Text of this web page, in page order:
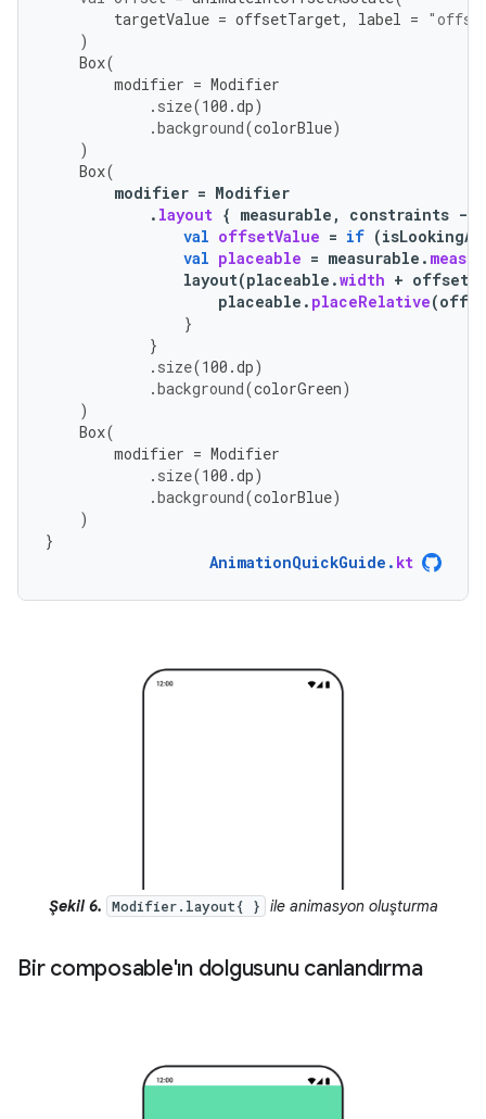
targetValue = offsetTarget, label =
)
Box(
modifier = Modifier
. size(100.dp)
.background(colorBlue)
)
Box(
modifier = Modifier
. layout { measurable , constraints -
val offsetValue = if (
val placeable = measurable .
layout(placeable .width +
placeable . placeRelative(
}
}
. size(100.dp)
.background(colorGreen)
)
Box(
modifier = Modifier
. size(100.dp)
.background(colorBlue)
)
}
AnimationQuickGuide . kt
Şekil 6. Modifier.layout{ } ile animasyon oluşturma
Bir composable'ın dolgusunu canlandırma